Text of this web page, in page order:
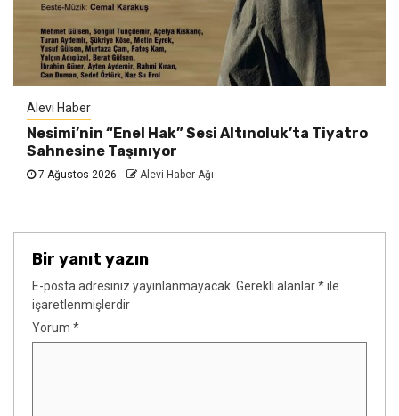
Alevi Haber
Nesimi’nin “Enel Hak” Sesi Altınoluk’ta Tiyatro
Sahnesine Taşınıyor
7 Ağustos 2026 Alevi Haber Ağı
Bir yanıt yazın
E-posta adresiniz yayınlanmayacak. Gerekli alanlar*ile
işaretlenmişlerdir
Yorum *